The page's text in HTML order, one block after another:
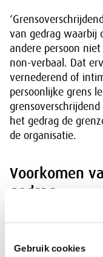
Gebruik cookies
van gedrag waarbij
andere persoon
non-verbaal. Dat
vernederend of
persoonlijke grens
het gedrag de
de organisatie.
Voorkomen
gedrag
Het is belangrijk
medewerkers én